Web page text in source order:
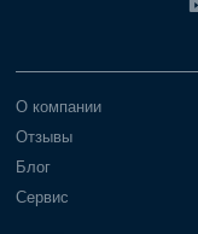
О компании
Отзывы
Блог
Сервис